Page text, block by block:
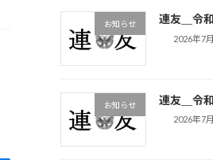
お知らせ 連友＿令
2026年7
お知らせ 連友＿令
2026年7